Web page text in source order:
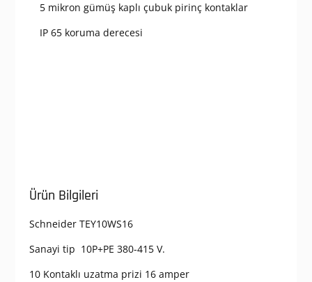
5 mikron gümüş kaplı çubuk pirinç kontaklar
IP 65 koruma derecesi
Ürün Bilgileri
Schneider TEY10WS16
Sanayi tip 10P+PE 380-415 V.
10 Kontaklı uzatma prizi 16 amper